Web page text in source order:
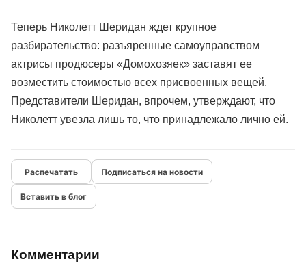
Теперь Николетт Шеридан ждет крупное
разбирательство: разъяренные самоуправством
актрисы продюсеры «Домохозяек» заставят ее
возместить стоимостью всех присвоенных вещей.
Представители Шеридан, впрочем, утверждают, что
Николетт увезла лишь то, что принадлежало лично ей.
Подписаться на новости
Вставить в блог
Комментарии